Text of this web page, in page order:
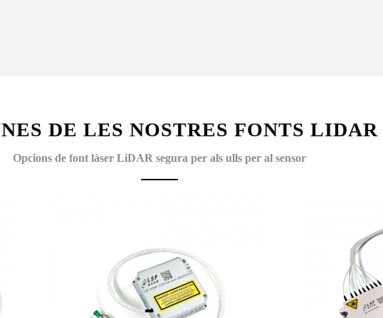
DE LES NOSTRES FONTS LIDAR
Opcions de font làser LiDAR segura per als ulls per al sensor